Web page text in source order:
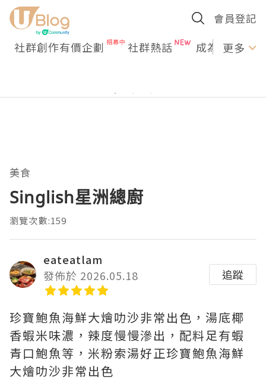
會員登記
社群創作有價企劃 社群熱話 成為U更多
美食
Singlish星洲總廚
瀏覽次數:159
eateatlam
發佈於 2026.05.18
追蹤
珍寶鮑魚海鮮大燴叻沙非常出色，湯底椰
香蝦米味濃，辣度慢慢滲出，配料足有蝦
青口鮑魚等，米粉索湯好正珍寶鮑魚海鮮
大燴叻沙非常出色